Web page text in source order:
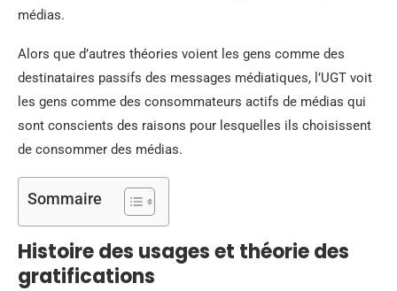
médias.
Alors que d’autres théories voient les gens comme des
destinataires passifs des messages médiatiques, l’UGT voit
les gens comme des consommateurs actifs de médias qui
sont conscients des raisons pour lesquelles ils choisissent
de consommer des médias.
Sommaire
Histoire des usages et théorie des
gratifications